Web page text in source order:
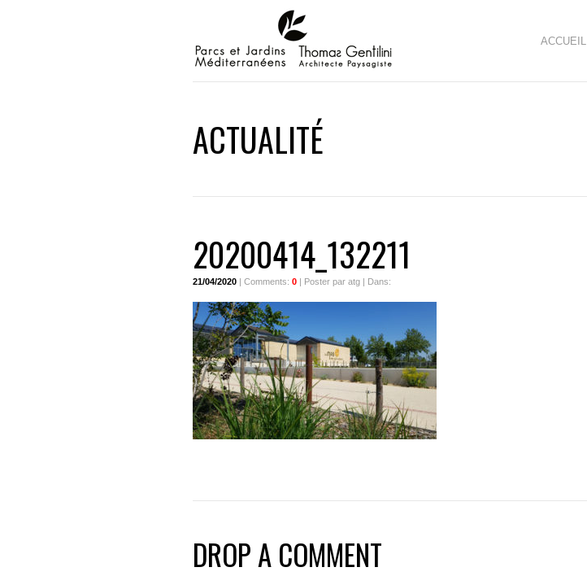
ACCUEIL
ACTUALITÉ
20200414_132211
21/04/2020 | Comments: 0 | Poster par atg | Dans:
DROP A COMMENT